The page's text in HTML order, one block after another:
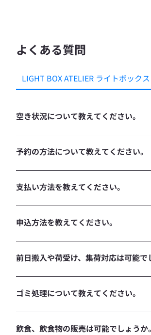
よくある質問
LIGHT BOX ATELIER ライトボック
空き状況について教えてください。
ライトボックス アトリエの空き状況は以下
いただけます。 https://
予約の方法について教えてください。
お電話かメールで空き状況のお問合せが可
影利用：1番手の場合は、1週間仮押さえが
可能となります。 イベント利用：会期の1
えが可能となります。2番手以降の引き合い
支払い方法を教えてください。
初回利用の場合は、当日の現金払い、また
振込みとなります。 2回目以降の利用の場
申込方法を教えてください。
メール、またはお電話にて空き状況をお問
確定の場合は、問い合せフォームよりお申
前日搬入や荷受け、集荷対応は可能で
ご希望日に予約が無い場合は対応可能とな
時間（3時間）分の料金での対応となります。
ゴミ処理について教えてください。
お持ち帰りをお願いしております。難しい
なります。
飲食、飲食物の販売は可能でしょうか。